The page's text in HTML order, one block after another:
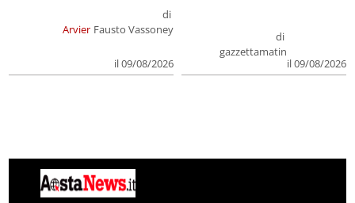
Arvier
di
Fausto Vassoney
il 09/08/2026
di
gazzettamatin
il 09/08/2026